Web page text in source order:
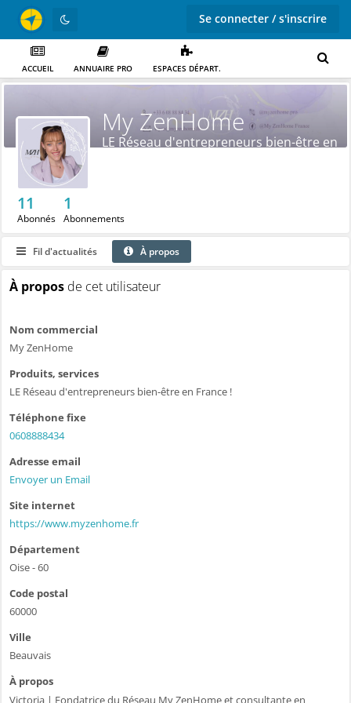
Se connecter / s'inscrire
ACCUEIL ANNUAIRE PRO ESPACES DÉPART.
My ZenHome
LE Réseau d'entrepreneurs bien-être en
11
Abonnés
1
Abonnements
Fil d'actualités À propos
À propos de cet utilisateur
Nom commercial
My ZenHome
Produits, services
LE Réseau d'entrepreneurs bien-être en France !
Téléphone fixe
0608888434
Adresse email
Envoyer un Email
Site internet
https://www.myzenhome.fr
Département
Oise - 60
Code postal
60000
Ville
Beauvais
À propos
Victoria | Fondatrice du Réseau My ZenHome et consultante en